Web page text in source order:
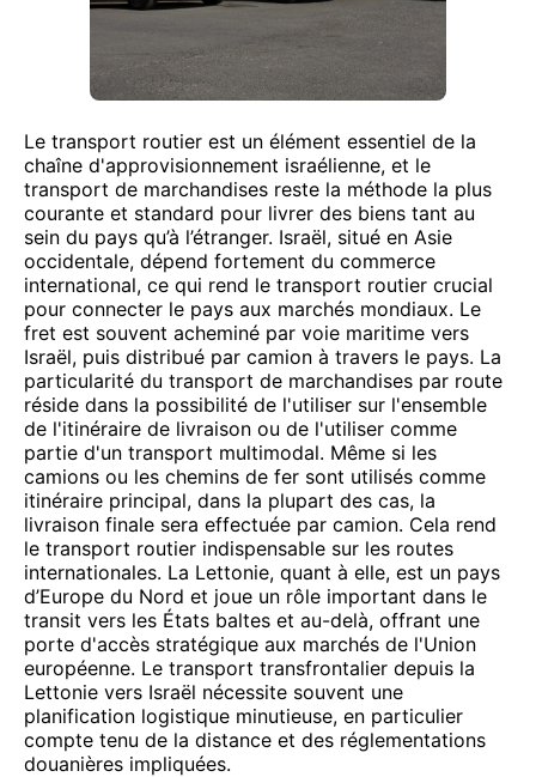
Le transport routier est un élément essentiel de la
chaîne d'approvisionnement israélienne, et le
transport de marchandises reste la méthode la plus
courante et standard pour livrer des biens tant au
sein du pays qu’à l’étranger. Israël, situé en Asie
occidentale, dépend fortement du commerce
international, ce qui rend le transport routier crucial
pour connecter le pays aux marchés mondiaux. Le
fret est souvent acheminé par voie maritime vers
Israël, puis distribué par camion à travers le pays. La
particularité du transport de marchandises par route
réside dans la possibilité de l'utiliser sur l'ensemble
de l'itinéraire de livraison ou de l'utiliser comme
partie d'un transport multimodal. Même si les
camions ou les chemins de fer sont utilisés comme
itinéraire principal, dans la plupart des cas, la
livraison finale sera effectuée par camion. Cela rend
le transport routier indispensable sur les routes
internationales. La Lettonie, quant à elle, est un pays
d’Europe du Nord et joue un rôle important dans le
transit vers les États baltes et au-delà, offrant une
porte d'accès stratégique aux marchés de l'Union
européenne. Le transport transfrontalier depuis la
Lettonie vers Israël nécessite souvent une
planification logistique minutieuse, en particulier
compte tenu de la distance et des réglementations
douanières impliquées.